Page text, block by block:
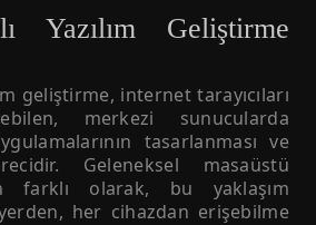
Yazılım Geliştirme
geliştirme, internet tarayıcıları
merkezi sunucularda
tasarlanması ve
Geleneksel masaüstü
farklı olarak, bu yaklaşım
her cihazdan erişebilme